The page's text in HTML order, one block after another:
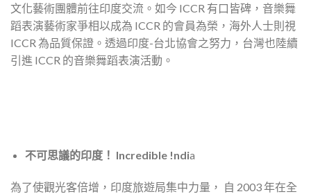
文化藝術團體前往印度交流。如今 ICCR 有口皆碑，音樂舞
蹈表演藝術家爭相以成為 ICCR 的會員為榮，海外人士則視
ICCR 為品質保證。透過印度-台北協會之努力，台灣也陸續
引進 ICCR 的音樂舞蹈表演活動。
不可思議的印度！ Incredible !ndia
為了使觀光客倍增，印度旅遊局集中力量， 自 2003 年在全